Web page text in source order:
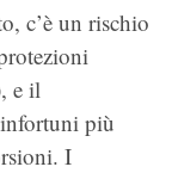
c’è un rischio
e il
più
I